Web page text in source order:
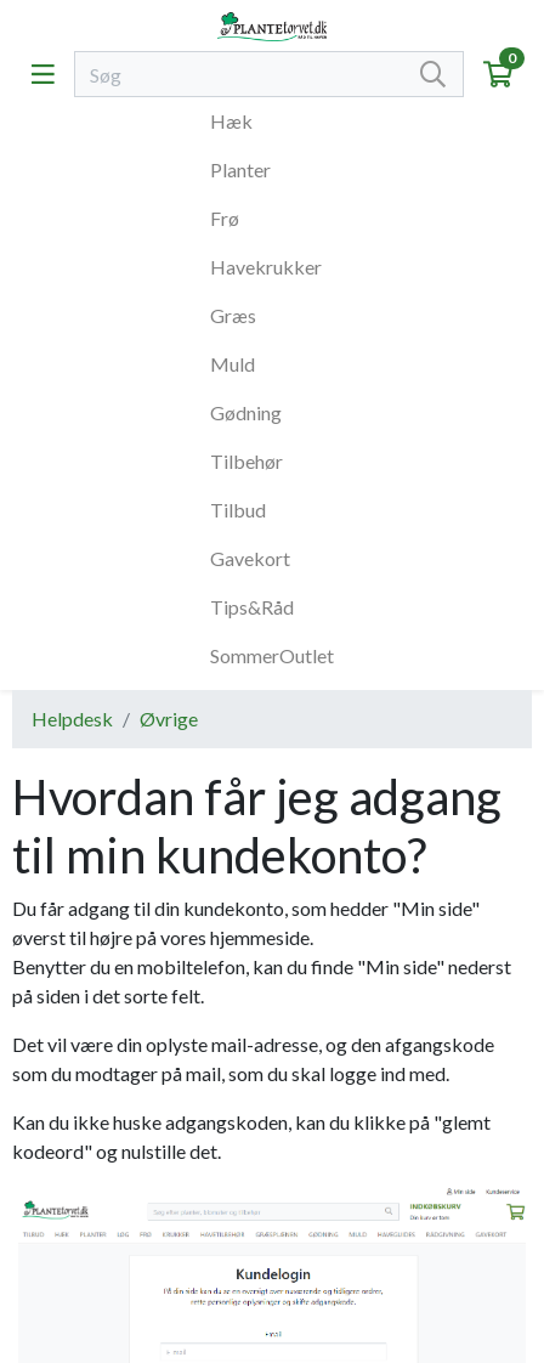
0
Hæk
Planter
Frø
Havekrukker
Græs
Muld
Gødning
Tilbehør
Tilbud
Gavekort
Tips&Råd
SommerOutlet
Helpdesk Øvrige
Hvordan får jeg adgang
til min kundekonto?
Du får adgang til din kundekonto, som hedder "Min side"
øverst til højre på vores hjemmeside.
Benytter du en mobiltelefon, kan du finde "Min side" nederst
på siden i det sorte felt.
Det vil være din oplyste mail-adresse, og den afgangskode
som du modtager på mail, som du skal logge ind med.
Kan du ikke huske adgangskoden, kan du klikke på "glemt
kodeord" og nulstille det.